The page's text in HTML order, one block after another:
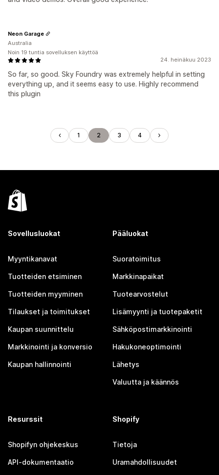
24. heinäkuu 2023
So far, so good. Sky Foundry was extremely helpful in setting
everything up, and it seems easy to use. Highly recommend
this plugin
Neon Garage
Australia
Noin 19 tuntia sovelluksen käyttöä
1 2 3 4
Sovellusluokat
Myyntikanavat
Tuotteiden etsiminen
Tuotteiden myyminen
Tilaukset ja toimitukset
Kaupan suunnittelu
Markkinointi ja konversio
Kaupan hallinnointi
Pääluokat
Suoratoimitus
Markkinapaikat
Tuotearvostelut
Lisämyynti ja tuotepaketit
Sähköpostimarkkinointi
Hakukoneoptimointi
Lähetys
Valuutta ja käännös
Resurssit
Shopifyn ohjekeskus
API-dokumentaatio
Shopify
Tietoja
Uramahdollisuudet